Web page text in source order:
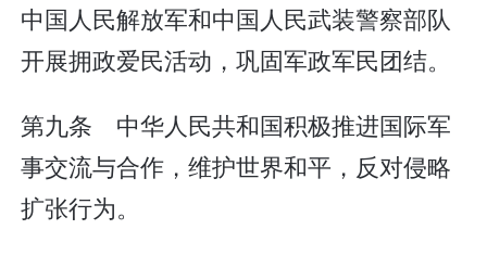
中国人民解放军和中国人民武装警察部队
开展拥政爱民活动，巩固军政军民团结。
第九条 中华人民共和国积极推进国际军
事交流与合作，维护世界和平，反对侵略
扩张行为。